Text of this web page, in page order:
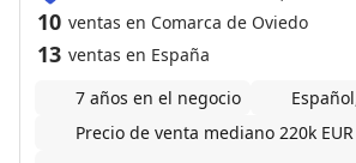
10 ventas en Comarca de Oviedo
13 ventas en España
7 años en el negocio
Precio de venta mediano 220k EUR